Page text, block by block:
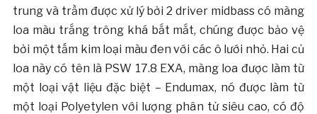
trung và trầm được xử lý bởi 2 driver midbass có màng
loa màu trắng trông khá bắt mắt, chúng được bảo vệ
bởi một tấm kim loại màu đen với các ô lưới nhỏ. Hai củ
loa này có tên là PSW 17.8 EXA, màng loa được làm từ
một loại vật liệu đặc biệt – Endumax, nó được làm từ
một loại Polyetylen với lượng phân tử siêu cao, có độ